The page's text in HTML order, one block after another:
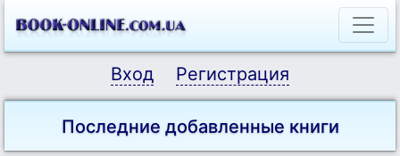
Вход Регистрация
Последние добавленные книги